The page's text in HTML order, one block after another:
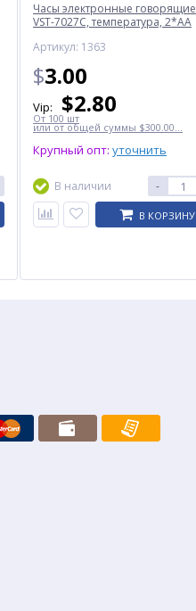
Часы электронные говорящие
VST-7027С, температура, 2*AA
Артикул: 1363
$3.00
Vip: $2.80
От 100 шт
или от общей суммы $300.00...
Крупный опт: уточнить
В наличии -
В КОРЗИНУ